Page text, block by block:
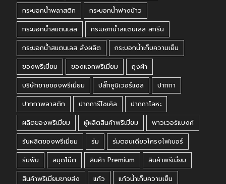
กระบอกน้ำพลาสติก
กระบอกน้ำฟางข้าว
กระบอกน้ำสแตนเลส
กระบอกน้ำสแตนเลส สกรีน
กระบอกน้ำสแตนเลส สั่งผลิต
กระบอกน้ำเก็บความเย็น
ของพรีเมี่ยม
ของแจกพรีเมี่ยม
ถุงผ้า
บริษัทขายของพรีเมี่ยม
ปลั๊กยูนิเวอร์แซล
ปากกา
ปากกาพลาสติก
ปากการีไซเคิล
ปากกาโลหะ
ผลิตของพรีเมี่ยม
ผู้ผลิตสินค้าพรีเมี่ยม
พาวเวอร์แบงค์
รับผลิตของพรีเมี่ยม
ร่ม
ร่มตอนเดียวโครงไฟเบอร์
ร่มพับ
สมุดโน๊ต สินค้า Premium
สินค้าพรีเมี่ยม
สินค้าพรีเมี่ยมขายส่ง
แก้ว
แก้วน้ำเก็บความเย็น